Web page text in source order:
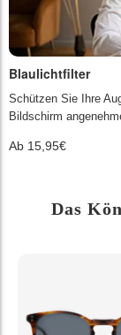
Blaulichtfilter
Schützen Sie Ihre
Bildschirm
Ab 15,95€
Das